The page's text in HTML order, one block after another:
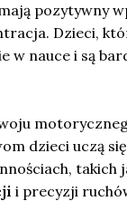
pozytywny
Dzieci,
w nauce i są
dzieci uczą
takich
i precyzji